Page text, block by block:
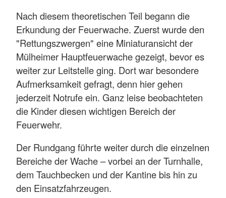
Nach diesem theoretischen Teil begann die
Erkundung der Feuerwache. Zuerst wurde den
"Rettungszwergen" eine Miniaturansicht der
Mülheimer Hauptfeuerwache gezeigt, bevor es
weiter zur Leitstelle ging. Dort war besondere
Aufmerksamkeit gefragt, denn hier gehen
jederzeit Notrufe ein. Ganz leise beobachteten
die Kinder diesen wichtigen Bereich der
Feuerwehr.
Der Rundgang führte weiter durch die einzelnen
Bereiche der Wache – vorbei an der Turnhalle,
dem Tauchbecken und der Kantine bis hin zu
den Einsatzfahrzeugen.